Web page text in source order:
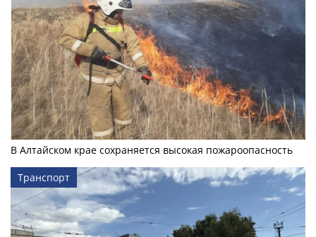
В Алтайском крае сохраняется высокая пожароопасность
Транспорт